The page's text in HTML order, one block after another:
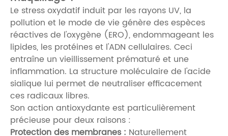
Le stress oxydatif induit par les rayons UV, la
pollution et le mode de vie génère des espèces
réactives de l'oxygène (ERO), endommageant les
lipides, les protéines et l'ADN cellulaires. Ceci
entraîne un vieillissement prématuré et une
inflammation. La structure moléculaire de l'acide
sialique lui permet de neutraliser efficacement
ces radicaux libres.
Son action antioxydante est particulièrement
précieuse pour deux raisons :
Protection des membranes : Naturellement